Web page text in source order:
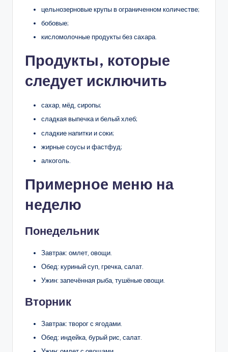
цельнозерновые крупы в ограниченном количестве;
бобовые;
кисломолочные продукты без сахара.
Продукты, которые
следует исключить
сахар, мёд, сиропы;
сладкая выпечка и белый хлеб;
сладкие напитки и соки;
жирные соусы и фастфуд;
алкоголь.
Примерное меню на
неделю
Понедельник
Завтрак: омлет, овощи.
Обед: куриный суп, гречка, салат.
Ужин: запечённая рыба, тушёные овощи.
Вторник
Завтрак: творог с ягодами.
Обед: индейка, бурый рис, салат.